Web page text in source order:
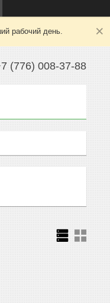
рабочий день.
(776) 008-37-88